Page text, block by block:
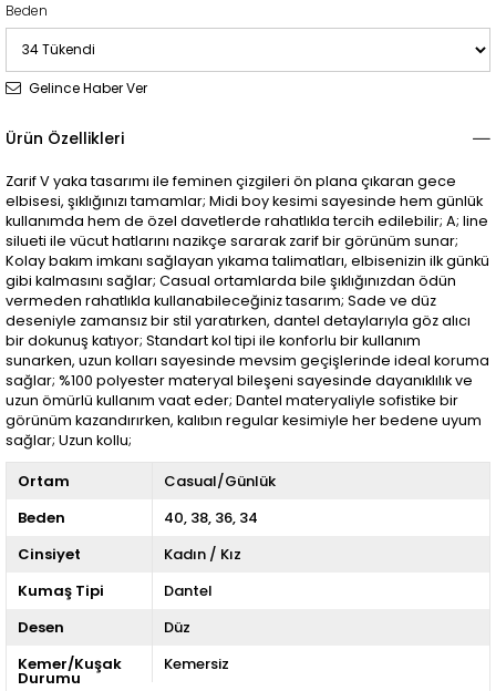
Beden
Gelince Haber Ver
Ürün Özellikleri
Zarif V yaka tasarımı ile feminen çizgileri ön plana çıkaran gece
elbisesi, şıklığınızı tamamlar; Midi boy kesimi sayesinde hem günlük
kullanımda hem de özel davetlerde rahatlıkla tercih edilebilir; A; line
silueti ile vücut hatlarını nazikçe sararak zarif bir görünüm sunar;
Kolay bakım imkanı sağlayan yıkama talimatları, elbisenizin ilk günkü
gibi kalmasını sağlar; Casual ortamlarda bile şıklığınızdan ödün
vermeden rahatlıkla kullanabileceğiniz tasarım; Sade ve düz
deseniyle zamansız bir stil yaratırken, dantel detaylarıyla göz alıcı
bir dokunuş katıyor; Standart kol tipi ile konforlu bir kullanım
sunarken, uzun kolları sayesinde mevsim geçişlerinde ideal koruma
sağlar; %100 polyester materyal bileşeni sayesinde dayanıklılık ve
uzun ömürlü kullanım vaat eder; Dantel materyaliyle sofistike bir
görünüm kazandırırken, kalıbın regular kesimiyle her bedene uyum
sağlar; Uzun kollu;
Ortam
Casual/Günlük
Beden
40 38 36 34
Cinsiyet
Kadın / Kız
Kumaş Tipi
Dantel
Desen
Düz
Kemer/Kuşak
Durumu
Kemersiz